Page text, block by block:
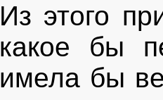
Из этого
какое бы
имела бы